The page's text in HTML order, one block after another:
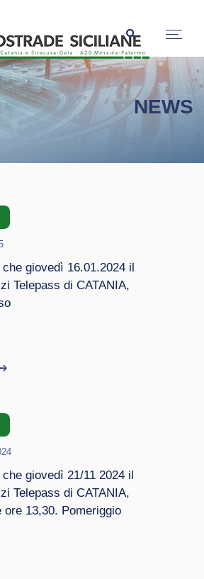
NEWS
giovedì 16.01.2024 il
Telepass di CATANIA,
giovedì 21/11 2024 il
Telepass di CATANIA,
ore 13,30. Pomeriggio